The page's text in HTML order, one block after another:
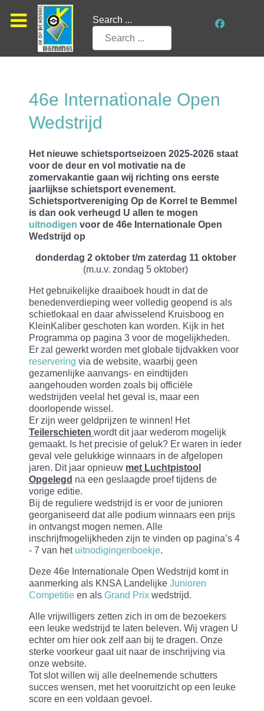
Search ...
46e Internationale Open
Wedstrijd
Het nieuwe schietsportseizoen 2025-2026 staat
voor de deur en vol motivatie na de
zomervakantie gaan wij richting ons eerste
jaarlijkse schietsport evenement.
Schietsportvereniging Op de Korrel te Bemmel
is dan ook verheugd U allen te mogen
uitnodigen voor de 46e Internationale Open
Wedstrijd op
donderdag 2 oktober t/m zaterdag 11 oktober
(m.u.v. zondag 5 oktober)
Het gebruikelijke draaiboek houdt in dat de
benedenverdieping weer volledig geopend is als
schietlokaal en daar afwisselend Kruisboog en
KleinKaliber geschoten kan worden. Kijk in het
Programma op pagina 3 voor de mogelijkheden.
Er zal gewerkt worden met globale tijdvakken voor
reservering via de website, waarbij geen
gezamenlijke aanvangs- en eindtijden
aangehouden worden zoals bij officiële
wedstrijden veelal het geval is, maar een
doorlopende wissel.
Er zijn weer geldprijzen te winnen! Het
Teilerschieten wordt dit jaar wederom mogelijk
gemaakt. Is het precisie of geluk? Er waren in ieder
geval vele gelukkige winnaars in de afgelopen
jaren. Dit jaar opnieuw met Luchtpistool
Opgelegd na een geslaagde proef tijdens de
vorige editie.
Bij de reguliere wedstrijd is er voor de junioren
georganiseerd dat alle podium winnaars een prijs
in ontvangst mogen nemen. Alle
inschrijfmogelijkheden zijn te vinden op pagina’s 4
- 7 van het uitnodigingenboekje.
Deze 46e Internationale Open Wedstrijd komt in
aanmerking als KNSA Landelijke Junioren
Competitie en als Grand Prix wedstrijd.
Alle vrijwilligers zetten zich in om de bezoekers
een leuke wedstrijd te laten beleven. Wij vragen U
echter om hier ook zelf aan bij te dragen. Onze
sterke voorkeur gaat uit naar de inschrijving via
onze website.
Tot slot willen wij alle deelnemende schutters
succes wensen, met het vooruitzicht op een leuke
score en een voldaan gevoel.